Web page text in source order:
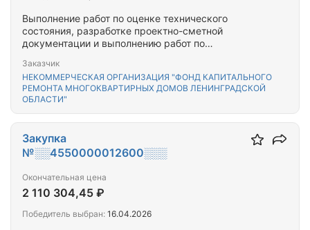
Выполнение работ по оценке технического
состояния, разработке проектно-сметной
документации и выполнению работ по
многоквартирного(-ых) дома(-ов),
расположенного(-ых) на территории Выборгского
муниципального района Ленинградской области
Заказчик
НЕКОММЕРЧЕСКАЯ ОРГАНИЗАЦИЯ "ФОНД КАПИТАЛЬНОГО
РЕМОНТА МНОГОКВАРТИРНЫХ ДОМОВ ЛЕНИНГРАДСКОЙ
ОБЛАСТИ"
Закупка
№░░4550000012600░░░
Окончательная цена
2 110 304,45 ₽
Победитель выбран: 16.04.2026